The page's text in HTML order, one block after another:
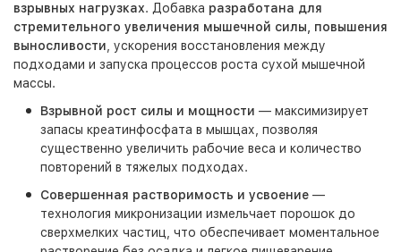
взрывных нагрузках. Добавка разработана для
стремительного увеличения мышечной силы, повышения
выносливости , ускорения восстановления между
подходами и запуска процессов роста сухой мышечной
массы.
Взрывной рост силы и мощности — максимизирует
запасы креатинфосфата в мышцах, позволяя
существенно увеличить рабочие веса и количество
повторений в тяжелых подходах.
Совершенная растворимость и усвоение —
технология микронизации измельчает порошок до
сверхмелких частиц, что обеспечивает моментальное